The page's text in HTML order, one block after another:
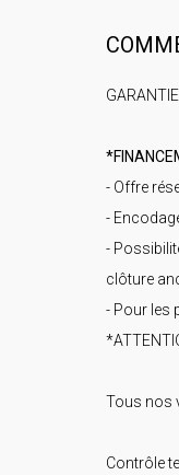
- Offre
-
-
clôture
- Pour les
Tous nos
Contrôle